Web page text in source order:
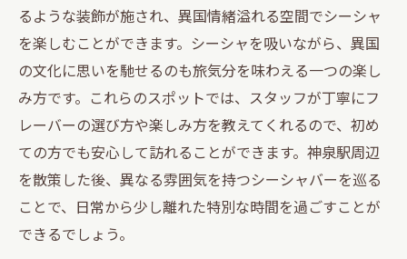
神泉駅のシーシャスポットで心を癒す
くつろぎの時間を過ごすシーシャの楽しみ
方
シーシャと共に贅沢なひとときを神泉駅で
神泉駅のシーシャで心と体をリフレッシュ
るような装飾が施され、異国情緒溢れる空間でシーシャ
を楽しむことができます。シーシャを吸いながら、異国
の文化に思いを馳せるのも旅気分を味わえる一つの楽し
み方です。これらのスポットでは、スタッフが丁寧にフ
レーバーの選び方や楽しみ方を教えてくれるので、初め
ての方でも安心して訪れることができます。神泉駅周辺
を散策した後、異なる雰囲気を持つシーシャバーを巡る
ことで、日常から少し離れた特別な時間を過ごすことが
できるでしょう。